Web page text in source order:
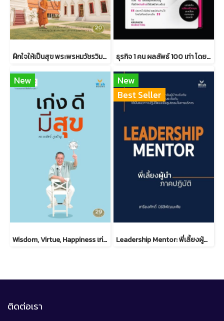
ฝึกใจให้เป็นสุข พระพรหมวัชรวิมลมุนี วิ. (บุญชิต ญาณสํวโร ป.ธ.9) ธุรกิจ 1 คน ผลลัพธ์ 100 เท่า โดยครูแป๋ว จุฑามาศ อ่อนประดิษฐ
New
Wisdom, Virtue, Happiness เก่ง ดี มีสุข ดร.วรภัทร์ ภู่เจริญ
New
Best Seller
Leadership Mentor: พี่เลี้ยงผู้นำ ภาคปฏิบัติ
ติดต่อเรา